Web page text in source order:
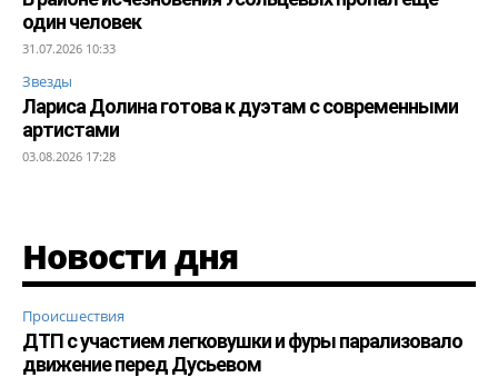
один человек
31.07.2026 10:33
Звезды
Лариса Долина готова к дуэтам с современными
артистами
03.08.2026 17:28
Новости дня
Происшествия
ДТП с участием легковушки и фуры парализовало
движение перед Дусьевом